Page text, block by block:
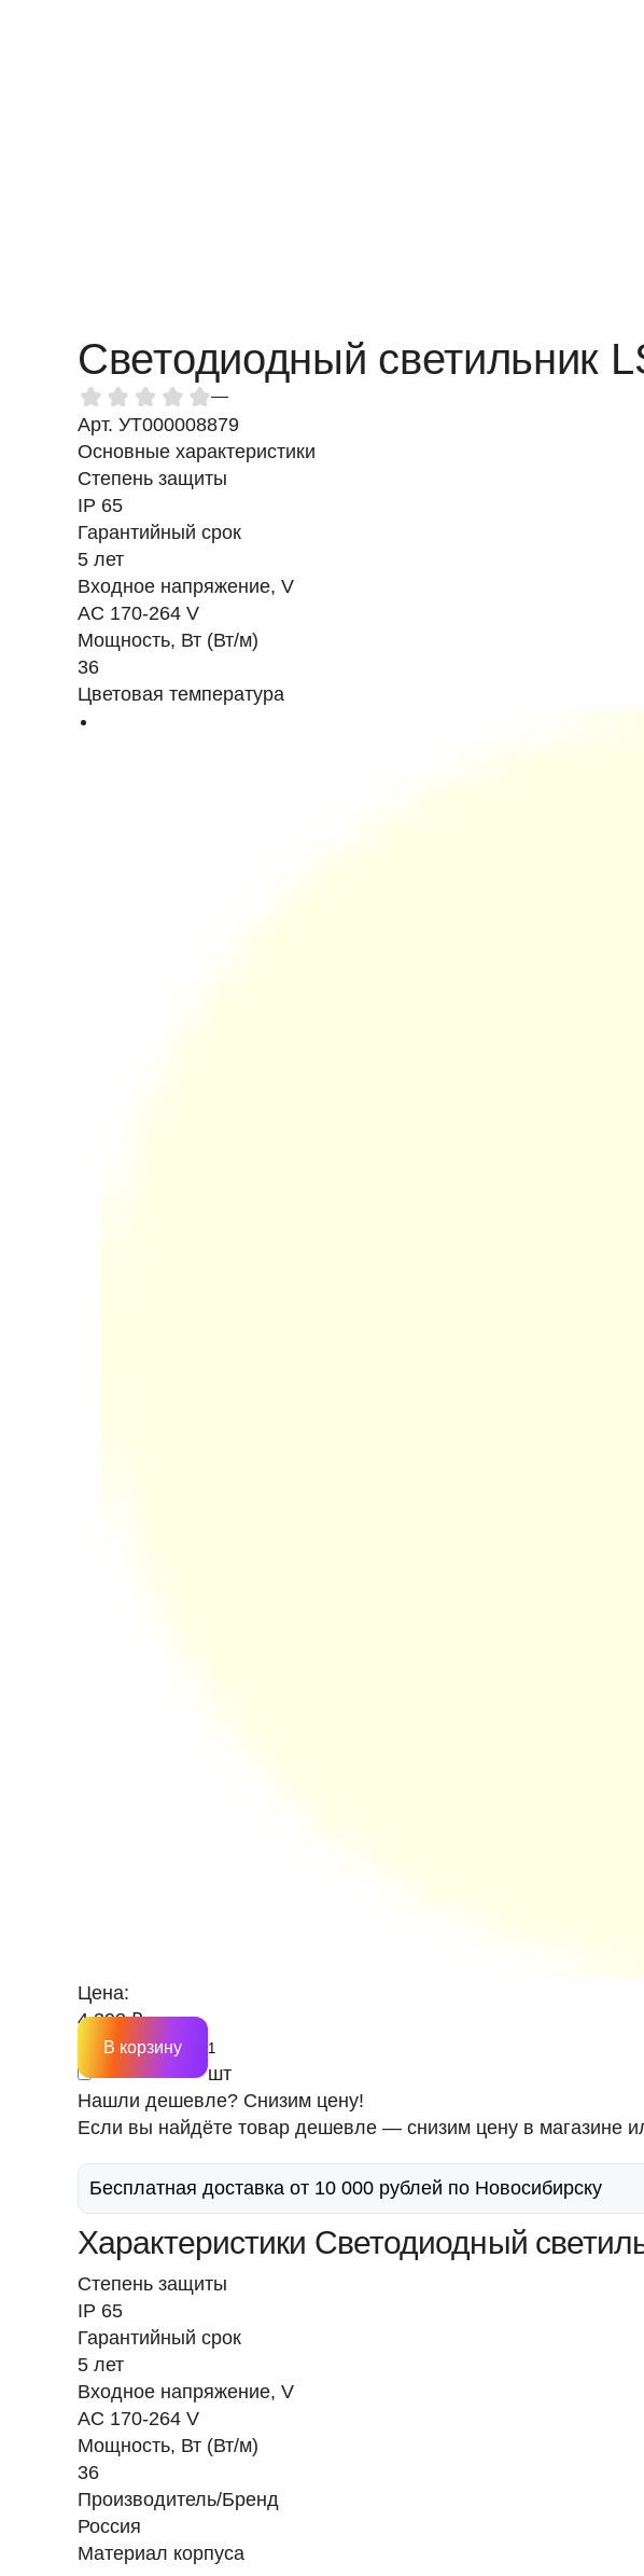
Светодиодный светильник
—
Арт. УТ000008879
Основные характеристики
Степень защиты
IP 65
Гарантийный срок
5 лет
Входное напряжение, V
AC 170-264 V
Мощность, Вт (Вт/м)
36
Цветовая температура
Цена:
4 393 ₽
шт
В корзину
Нашли дешевле? Снизим цену!
Если вы найдёте товар дешевле — снизим цену в магазине
Бесплатная доставка от 10 000 рублей по Новосибирску
Характеристики Светодиодный
Степень защиты
IP 65
Гарантийный срок
5 лет
Входное напряжение, V
AC 170-264 V
Мощность, Вт (Вт/м)
36
Производитель/Бренд
Россия
Материал корпуса